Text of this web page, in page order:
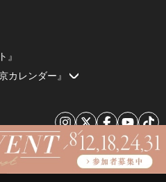
』
カレンダー』
© 2026 by Tokyo Calendar, Inc.